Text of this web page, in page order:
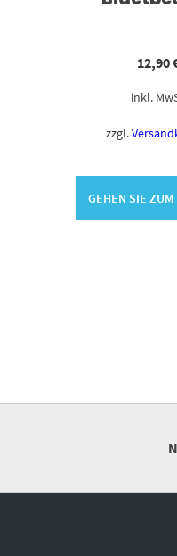
12,90
inkl.
zzgl.
GEHEN SIE ZUM